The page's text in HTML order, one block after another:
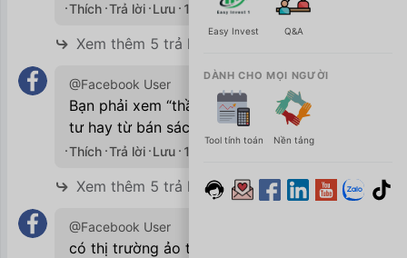
Thích Trả lời Lưu 19/09/2020
Xem thêm 5 trả lời
@Facebook User
Bạn phải xem “thầy” kiếm đc tiền từ đầu
tư hay từ bán sách bán khoá học. 🙂
Thích Trả lời Lưu 19/09/2020
Xem thêm 5 trả lời
@Facebook User
có thị trường ảo tham gia tập thì tốt nhất
Easy Invest Q&A
DÀNH CHO MỌI NGƯỜI
Tool tính toán Nền tảng